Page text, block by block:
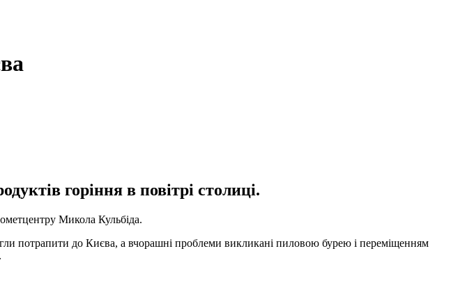
горіння в повітрі столиці.
Микола Кульбіда.
потрапити до Києва, а вчорашні проблеми викликані пиловою бурею і переміщенням